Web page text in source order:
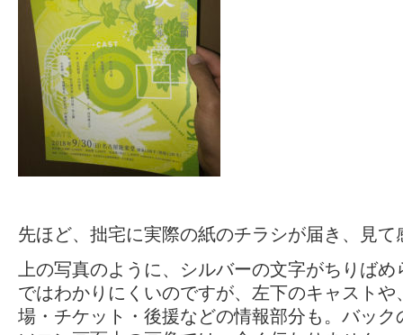
先ほど、拙宅に実際の紙のチラシが届き、見て
上の写真のように、シルバーの文字がちりば
ではわかりにくいのですが、左下のキャスト
場・チケット・後援などの情報部分も。バック